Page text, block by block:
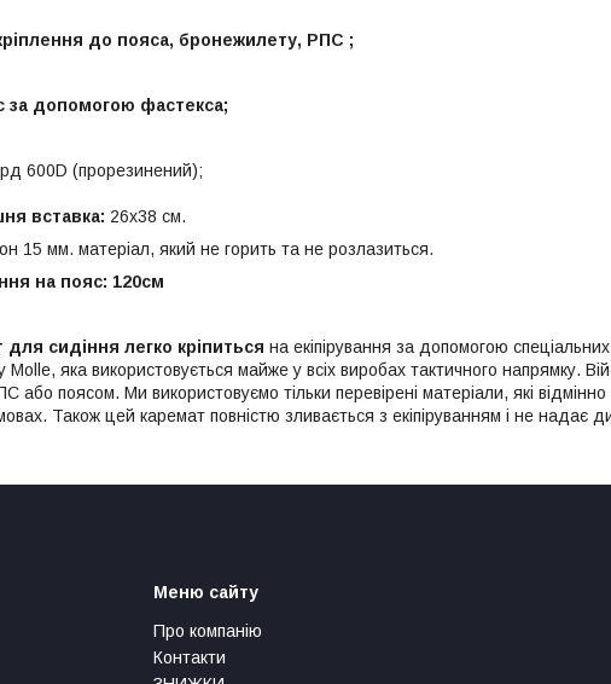
до пояса, бронежилету, РПС ;
за допомогою фастекса;
600D (прорезинений);
вставка: 26х38 см.
15 мм. матеріал, який не горить та не розлазиться.
на пояс: 120см
для сидіння легко кріпиться на екіпірування за допомогою спеціальних
яка використовується майже у всіх виробах тактичного напрямку.
або поясом. Ми використовуємо тільки перевірені матеріали, які
Також цей каремат повністю зливається з екіпіруванням і не надає
Меню сайту
Про компанію
Контакти